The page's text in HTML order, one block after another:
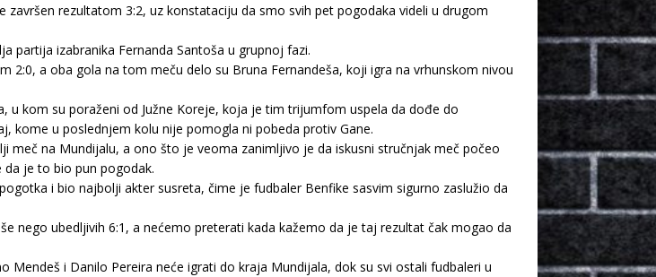
rezultatom 3:2, uz konstataciju da smo svih pet pogodaka videli u drugom
partija izabranika Fernanda Santoša u grupnoj fazi.
2:0, a oba gola na tom meču delo su Bruna Fernandeša, koji igra na vrhunskom nivou
u kom su poraženi od Južne Koreje, koja je tim trijumfom uspela da dođe do
kome u poslednjem kolu nije pomogla ni pobeda protiv Gane.
meč na Mundijalu, a ono što je veoma zanimljivo je da iskusni stručnjak meč počeo
da je to bio pun pogodak.
i bio najbolji akter susreta, čime je fudbaler Benfike sasvim sigurno zaslužio da
nego ubedljivih 6:1, a nećemo preterati kada kažemo da je taj rezultat čak mogao da
i Danilo Pereira neće igrati do kraja Mundijala, dok su svi ostali fudbaleri u